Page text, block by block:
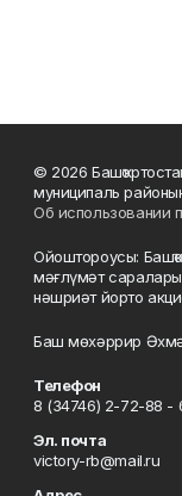
© 2026
муниципаль
Об использовании
Ойоштороусы:
мәғлүмәт
нәшриәт йорто
Баш мөхәррир
Телефон
8 (34746) 2-72-88 -
Эл. почта
victory-rb@mail.ru